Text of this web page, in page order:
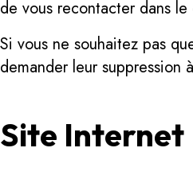
de vous recontacter dans
Si vous ne souhaitez pas
demander leur
Site Internet